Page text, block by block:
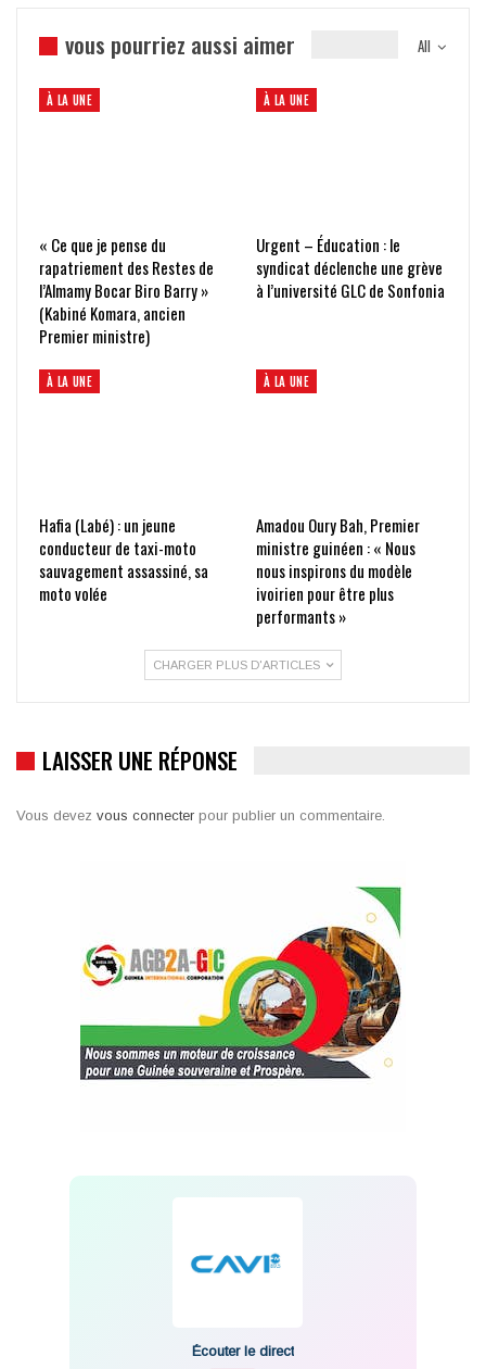
All
vous pourriez aussi aimer
À LA UNE
« Ce que je pense du
rapatriement des Restes de
l’Almamy Bocar Biro Barry »
(Kabiné Komara, ancien
Premier ministre)
À LA UNE
Urgent – Éducation : le
syndicat déclenche une grève
à l’université GLC de Sonfonia
À LA UNE
Hafia (Labé) : un jeune
conducteur de taxi-moto
sauvagement assassiné, sa
moto volée
À LA UNE
Amadou Oury Bah, Premier
ministre guinéen : « Nous
nous inspirons du modèle
ivoirien pour être plus
performants »
CHARGER PLUS D'ARTICLES
LAISSER UNE RÉPONSE
Vous devez vous connecter pour publier un commentaire.
Écouter le direct